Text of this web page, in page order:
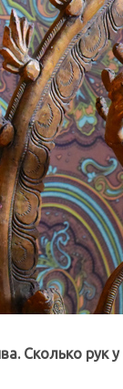
Сколько рук